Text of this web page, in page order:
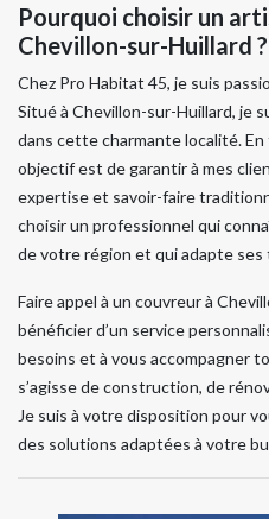
Pourquoi choisir un
Chevillon-sur-Huillard ?
Chez Pro Habitat 45, je suis
Situé à Chevillon-sur-Huillard, je
dans cette charmante localité.
objectif est de garantir à mes
expertise et savoir-faire
choisir un professionnel qui
de votre région et qui adapte
Faire appel à un couvreur à
bénéficier d’un service
besoins et à vous accompagner
s’agisse de construction, de
Je suis à votre disposition pour
des solutions adaptées à votre